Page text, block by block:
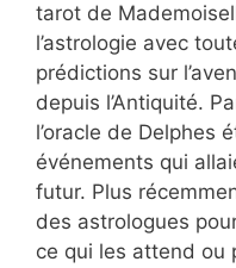
tarot de
l’astrologie avec
prédictions sur
depuis l’Antiquité.
l’oracle de Delphes
événements qui
futur. Plus
des astrologues
ce qui les attend ou